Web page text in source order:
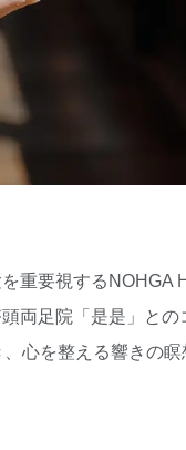
重要視する NOHGA
両足院「是是」との
心を整える響きの瞑